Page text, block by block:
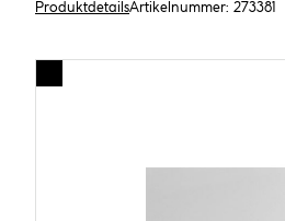
ProduktdetailsArtikelnummer: 273381